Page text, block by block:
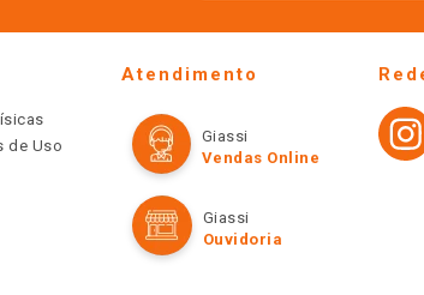
de Uso
Atendimento
Giassi
Vendas Online
Giassi
Ouvidoria